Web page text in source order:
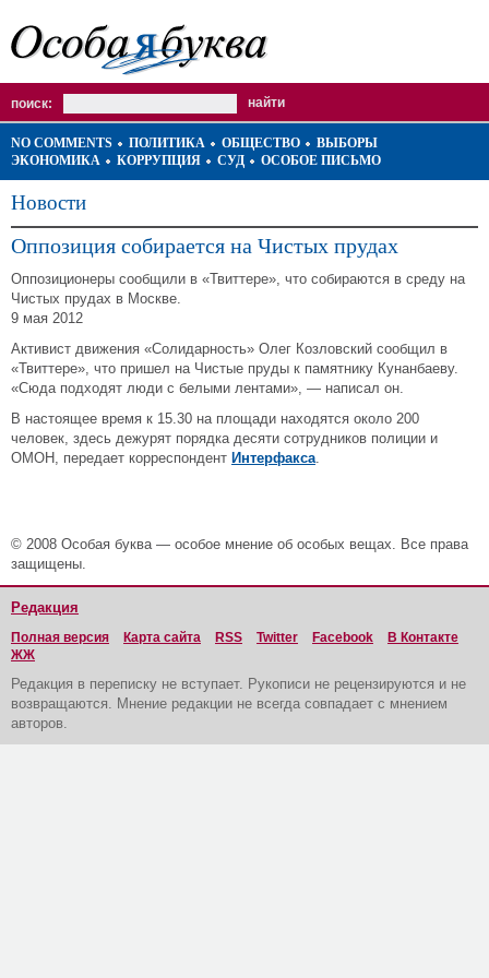
поиск:
NO COMMENTS ПОЛИТИКА ОБЩЕСТВО
ВЫБОРЫ
ЭКОНОМИКА
КОРРУПЦИЯ СУД ОСОБОЕ ПИСЬМО
Новости
Оппозиция собирается на Чистых прудах
Оппозиционеры сообщили в «Твиттере», что собираются в среду на
Чистых прудах в Москве.
9 мая 2012
Активист движения «Солидарность» Олег Козловский сообщил в
«Твиттере», что пришел на Чистые пруды к памятнику Кунанбаеву.
«Сюда подходят люди с белыми лентами», — написал он.
В настоящее время к 15.30 на площади находятся около 200
человек, здесь дежурят порядка десяти сотрудников полиции и
ОМОН, передает корреспондент Интерфакса.
© 2008 Особая буква — особое мнение об особых вещах. Все права
защищены.
Редакция
Полная версия Карта сайта RSS Twitter Facebook
В Контакте
ЖЖ
Редакция в переписку не вступает. Рукописи не рецензируются и не
возвращаются. Мнение редакции не всегда совпадает с мнением
авторов.